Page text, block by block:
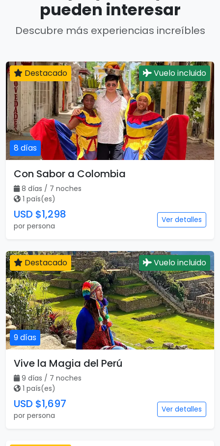
pueden interesar
Descubre más experiencias increíbles
8 días
Destacado Vuelo incluido
Con Sabor a Colombia
8 días / 7 noches
1 país(es)
USD $1,298
por persona
Ver detalles
9 días
Destacado Vuelo incluido
Vive la Magia del Perú
9 días / 7 noches
1 país(es)
USD $1,697
por persona
Ver detalles